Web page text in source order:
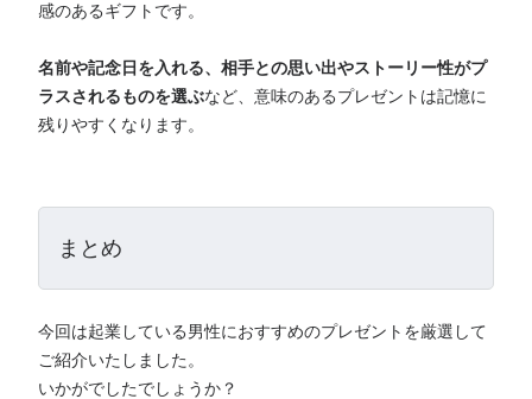
感のあるギフトです。
名前や記念日を入れる、相手との思い出やストーリー性がプ
ラスされるものを選ぶなど、意味のあるプレゼントは記憶に
残りやすくなります。
まとめ
今回は起業している男性におすすめのプレゼントを厳選して
ご紹介いたしました。
いかがでしたでしょうか？